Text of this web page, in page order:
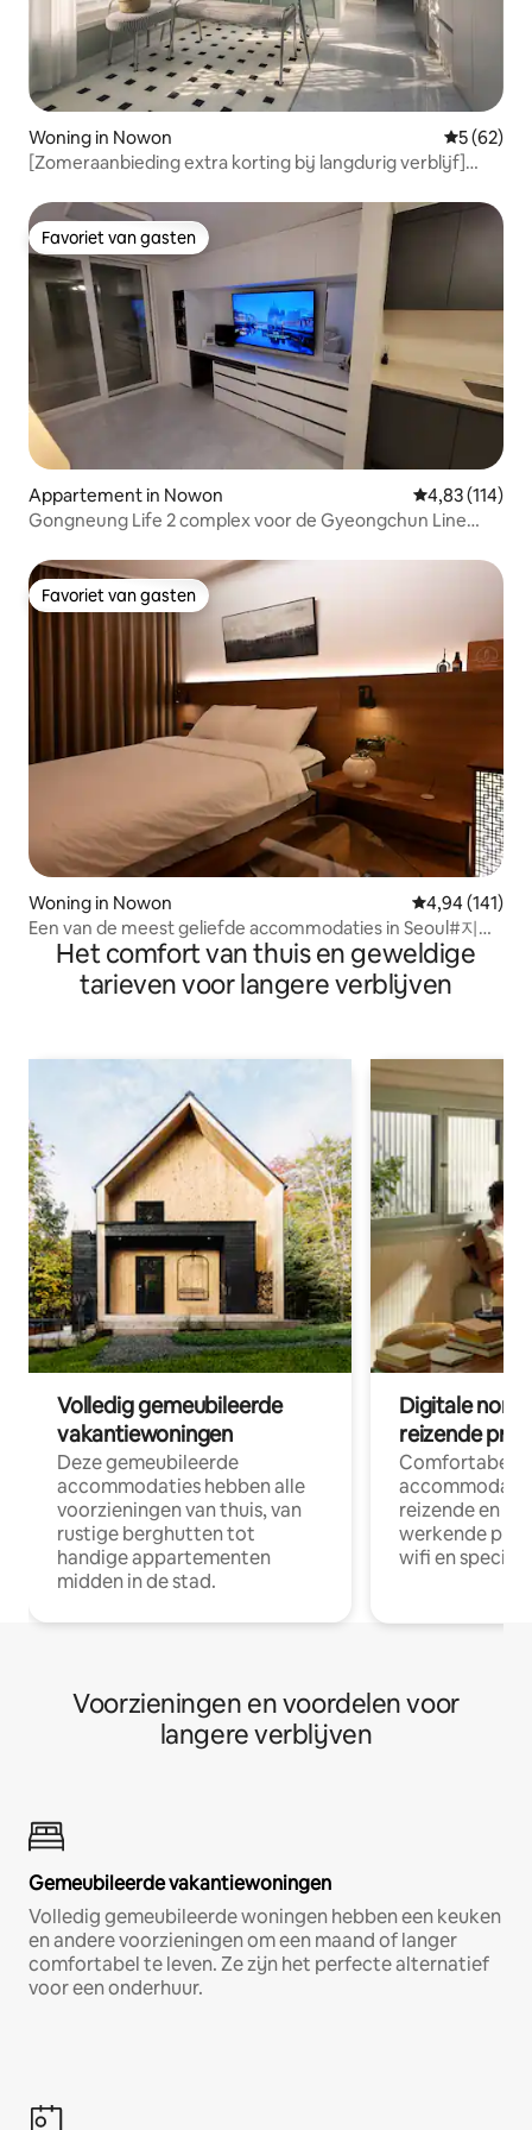
Woning in Nowon
5 (62)
[Zomeraanbieding extra korting bij langdurig verblijf]
ingang#6100 Luchthavenbus#Restaurant voor een
huwelijksaanzoek#
Favoriet van gasten
Favoriet van gasten
Appartement in Nowon Gemiddelde
4,83 (114)
Gongneung Life 2 complex voor de Gyeongchun Line
Favoriet van gasten
Favoriet van gasten
Woning in Nowon Gemiddelde
4,94 (141)
Een van de meest geliefde accommodaties in Seoul#지하
철3분#서울여행#가족여행#청결
Het comfort van thuis en geweldige
tarieven voor langere verblijven
Volledig gemeubileerde
vakantiewoningen
Deze gemeubileerde
accommodaties hebben alle
voorzieningen van thuis, van
rustige berghutten tot
handige appartementen
midden in de stad.
Digitale
reizende
Comfortabele
reizende en
werkende
wifi en
Voorzieningen en voordelen voor
langere verblijven
Gemeubileerde vakantiewoningen
Volledig gemeubileerde woningen hebben een keuken
en andere voorzieningen om een maand of langer
comfortabel te leven. Ze zijn het perfecte alternatief
voor een onderhuur.